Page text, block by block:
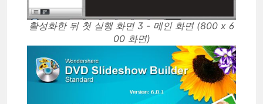
활성화한 뒤 첫 실행 화면 3 - 메인 화면 (800 x 6
00 화면)